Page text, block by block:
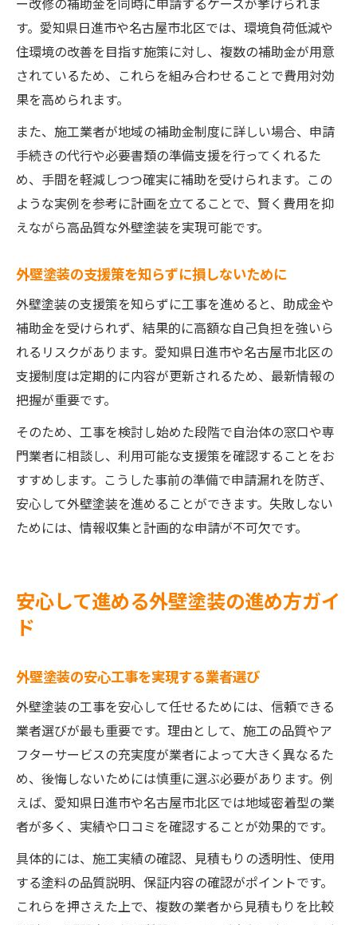
す。愛知県日進市や名古屋市北区では、環境負荷低減や
住環境の改善を目指す施策に対し、複数の補助金が用意
されているため、これらを組み合わせることで費用対効
果を高められます。
また、施工業者が地域の補助金制度に詳しい場合、申請
手続きの代行や必要書類の準備支援を行ってくれるた
め、手間を軽減しつつ確実に補助を受けられます。この
ような実例を参考に計画を立てることで、賢く費用を抑
えながら高品質な外壁塗装を実現可能です。
外壁塗装の支援策を知らずに損しないために
外壁塗装の支援策を知らずに工事を進めると、助成金や
補助金を受けられず、結果的に高額な自己負担を強いら
れるリスクがあります。愛知県日進市や名古屋市北区の
支援制度は定期的に内容が更新されるため、最新情報の
把握が重要です。
そのため、工事を検討し始めた段階で自治体の窓口や専
門業者に相談し、利用可能な支援策を確認することをお
すすめします。こうした事前の準備で申請漏れを防ぎ、
安心して外壁塗装を進めることができます。失敗しない
ためには、情報収集と計画的な申請が不可欠です。
安心して進める外壁塗装の進め方ガイ
ド
外壁塗装の安心工事を実現する業者選び
外壁塗装の工事を安心して任せるためには、信頼できる
業者選びが最も重要です。理由として、施工の品質やア
フターサービスの充実度が業者によって大きく異なるた
め、後悔しないためには慎重に選ぶ必要があります。例
えば、愛知県日進市や名古屋市北区では地域密着型の業
者が多く、実績や口コミを確認することが効果的です。
具体的には、施工実績の確認、見積もりの透明性、使用
する塗料の品質説明、保証内容の確認がポイントです。
これらを押さえた上で、複数の業者から見積もりを比較